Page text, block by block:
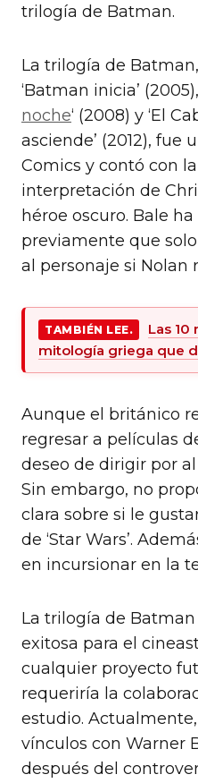
trilogía de Batman.
La trilogía de
‘Batman inicia’ (2005),
noche‘ (2008) y ‘El
asciende’ (2012), fue
Comics y contó con
interpretación de
héroe oscuro. Bale
previamente que
al personaje si Nolan
TAMBIÉN LEE.
Las 10
mitología griega que
Aunque el británico
regresar a películas
deseo de dirigir por
Sin embargo, no
clara sobre si le
de ‘Star Wars’.
en incursionar en la
La trilogía de
exitosa para el
cualquier proyecto
requeriría la
estudio.
vínculos con Warner
después del